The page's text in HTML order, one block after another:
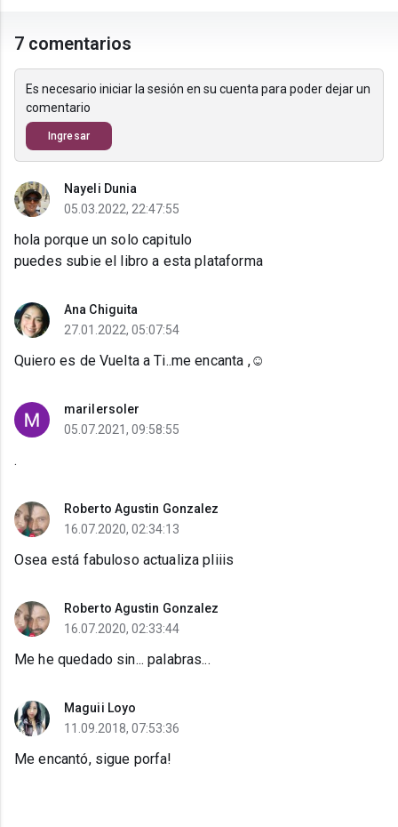
7 comentarios
Es necesario iniciar la sesión en su cuenta para poder dejar un
comentario
Ingresar
Nayeli Dunia
05.03.2022, 22:47:55
hola porque un solo capitulo
puedes subie el libro a esta plataforma
Ana Chiguita
27.01.2022, 05:07:54
Quiero es de Vuelta a Ti..me encanta ,☺️
marilersoler
05.07.2021, 09:58:55
.
Roberto Agustin Gonzalez
16.07.2020, 02:34:13
Osea está fabuloso actualiza pliiis
Roberto Agustin Gonzalez
16.07.2020, 02:33:44
Me he quedado sin... palabras...
Maguii Loyo
11.09.2018, 07:53:36
Me encantó, sigue porfa!